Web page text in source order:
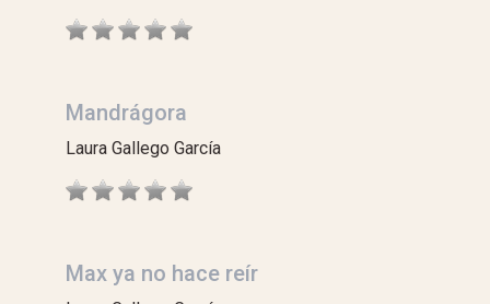
Mandrágora
Laura Gallego García
Max ya no hace reír